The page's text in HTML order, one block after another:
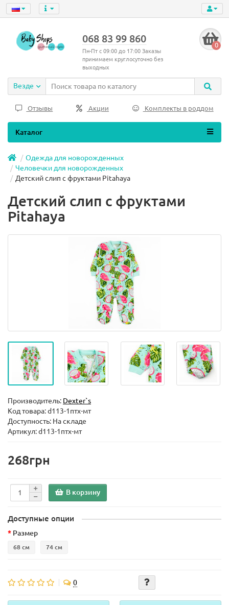
068 83 99 860
Пн-Пт с 09:00 до 17:00 Заказы
принимаем круглосуточно без
выходных
0
Везде
Отзывы Акции Комплекты в роддом
Каталог
Одежда для новорожденных
Человечки для новорожденных
Детский слип с фруктами Pitahaya
Детский слип с фруктами
Pitahaya
Производитель: Dexter`s
Код товара:d113-1птх-мт
Доступность: На складе
Артикул: d113-1птх-мт
268грн
В корзину
Доступные опции
Размер
68 см 74 см
0